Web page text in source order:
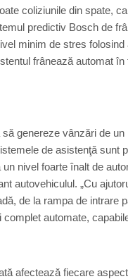
coliziunile din spate,
predictiv Bosch de
minim de stres
frânează automat
genereze vânzări de
de asistenţă sunt
nivel foarte înalt de
autovehiculul. „Cu
de la rampa de intrare
complet automate,
afectează fiecare